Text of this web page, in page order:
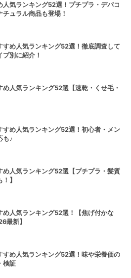
人気ランキング52選！プチプラ・デパコ
チュラル商品も登場！
すめ人気ランキング52選！徹底調査して
別に紹介！
め人気ランキング52選【速乾・くせ毛・
すめ人気ランキング52選！初心者・メン
も♪
め人気ランキング52選【プチプラ・髪質
】
め人気ランキング52選！【焦げ付かな
最新】
すめ人気ランキング52選！味や栄養価の
検証